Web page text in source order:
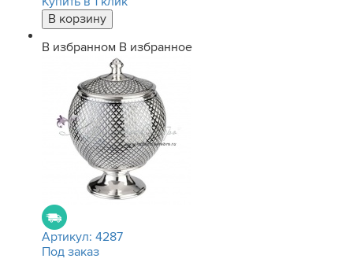
В избранном В избранное
Артикул: 4287
Под заказ